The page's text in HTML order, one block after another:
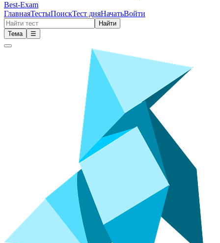
Best-Exam
ГлавнаяТестыПоискТест дняНачатьВойти
Найти
Тема
☰